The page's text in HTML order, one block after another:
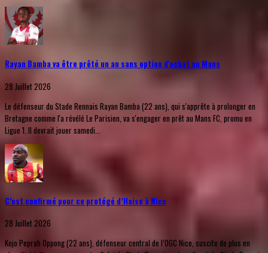
Rayan Bamba va être prêté un an sans option d'achat au Mans
28 Juillet 2026
Le défenseur du Stade Rennais Rayan Bamba (22 ans), qui s'apprête à prolonger en
Bretagne comme l'a révélé Le Parisien, va s'engager en prêt au Mans FC, promu en
Ligue 1. Il devrait jouer samedi...
C’est confirmé pour ce protégé d’Haise à Nice
28 Juillet 2026
Kojo Peprah Oppong (22 ans), défenseur central de l’OGC Nice, suscite de plus en